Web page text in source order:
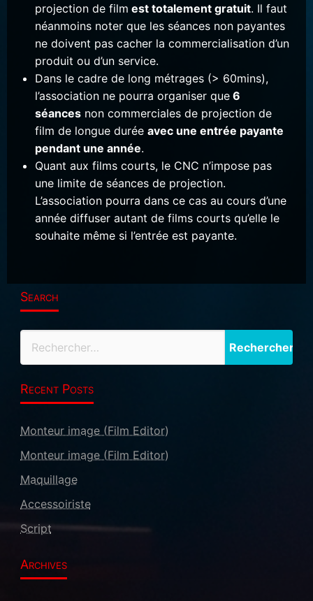
projection de film est totalement gratuit. Il faut
néanmoins noter que les séances non payantes
ne doivent pas cacher la commercialisation d’un
produit ou d’un service.
Dans le cadre de long métrages (> 60mins),
l’association ne pourra organiser que 6
séances non commerciales de projection de
film de longue durée avec une entrée payante
pendant une année.
Quant aux films courts, le CNC n’impose pas
une limite de séances de projection.
L’association pourra dans ce cas au cours d’une
année diffuser autant de films courts qu’elle le
souhaite même si l’entrée est payante.
Search
Recent Posts
Monteur image (Film Editor)
Monteur image (Film Editor)
Maquillage
Accessoiriste
Script
Archives